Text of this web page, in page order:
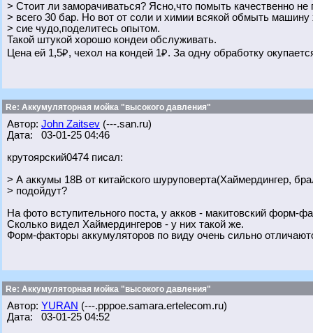
> Стоит ли заморачиваться? Ясно,что помыть качественно не
> всего 30 бар. Но вот от соли и химии всякой обмыть
> сие чудо,поделитесь опытом.
Такой штукой хорошо кондеи обслуживать.
Цена ей 1,5₽, чехол на кондей 1₽. За одну обработку
Re: Аккумуляторная мойка "высокого давления"
Автор: John Zaitsev (---.san.ru)
Дата: 03-01-25 04:46
крутоярский0474 писал:
> А аккумы 18В от китайского шуруповерта(Хаймердингер,
> подойдут?
На фото вступительного поста, у акков - макитовский форм-
Сколько видел Хаймердингеров - у них такой же.
Форм-факторы аккумуляторов по виду очень сильно
Re: Аккумуляторная мойка "высокого давления"
Автор: YURAN (---.pppoe.samara.ertelecom.ru)
Дата: 03-01-25 04:52